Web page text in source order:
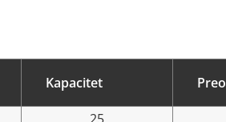
Kapacitet